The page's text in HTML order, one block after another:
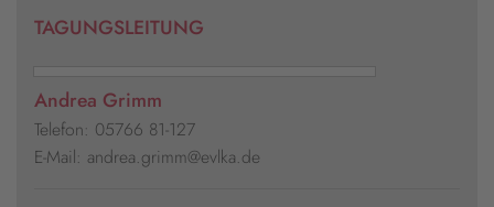
TAGUNGSLEITUNG
Andrea Grimm
Telefon: 05766 81-127
E-Mail: andrea.grimm@evlka.de